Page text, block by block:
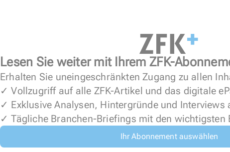
Lesen Sie weiter mit Ihrem ZFK-
Erhalten Sie uneingeschränkten Zugang zu allen
✓ Vollzugriff auf alle ZFK-Artikel und das digitale
✓ Exklusive Analysen, Hintergründe und Interviews
✓ Tägliche Branchen-Briefings mit den wichtigsten
Ihr Abonnement auswählen